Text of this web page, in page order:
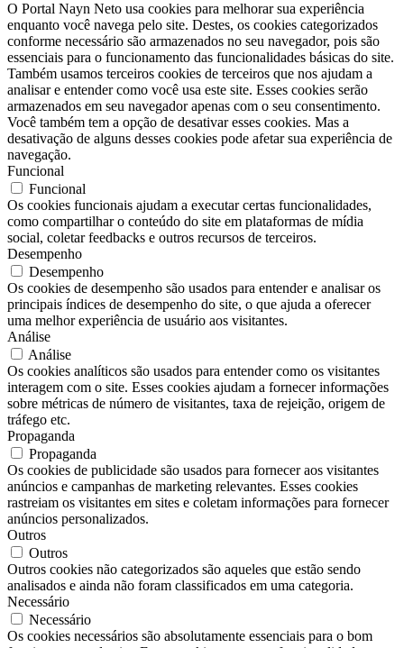
O Portal Nayn Neto usa cookies para melhorar sua experiência
enquanto você navega pelo site. Destes, os cookies categorizados
conforme necessário são armazenados no seu navegador, pois são
essenciais para o funcionamento das funcionalidades básicas do site.
Também usamos terceiros cookies de terceiros que nos ajudam a
analisar e entender como você usa este site. Esses cookies serão
armazenados em seu navegador apenas com o seu consentimento.
Você também tem a opção de desativar esses cookies. Mas a
desativação de alguns desses cookies pode afetar sua experiência de
navegação.
Funcional
Funcional
Os cookies funcionais ajudam a executar certas funcionalidades,
como compartilhar o conteúdo do site em plataformas de mídia
social, coletar feedbacks e outros recursos de terceiros.
Desempenho
Desempenho
Os cookies de desempenho são usados ​​para entender e analisar os
principais índices de desempenho do site, o que ajuda a oferecer
uma melhor experiência de usuário aos visitantes.
Análise
Análise
Os cookies analíticos são usados ​​para entender como os visitantes
interagem com o site. Esses cookies ajudam a fornecer informações
sobre métricas de número de visitantes, taxa de rejeição, origem de
tráfego etc.
Propaganda
Propaganda
Os cookies de publicidade são usados ​​para fornecer aos visitantes
anúncios e campanhas de marketing relevantes. Esses cookies
rastreiam os visitantes em sites e coletam informações para fornecer
anúncios personalizados.
Outros
Outros
Outros cookies não categorizados são aqueles que estão sendo
analisados ​​e ainda não foram classificados em uma categoria.
Necessário
Necessário
Os cookies necessários são absolutamente essenciais para o bom